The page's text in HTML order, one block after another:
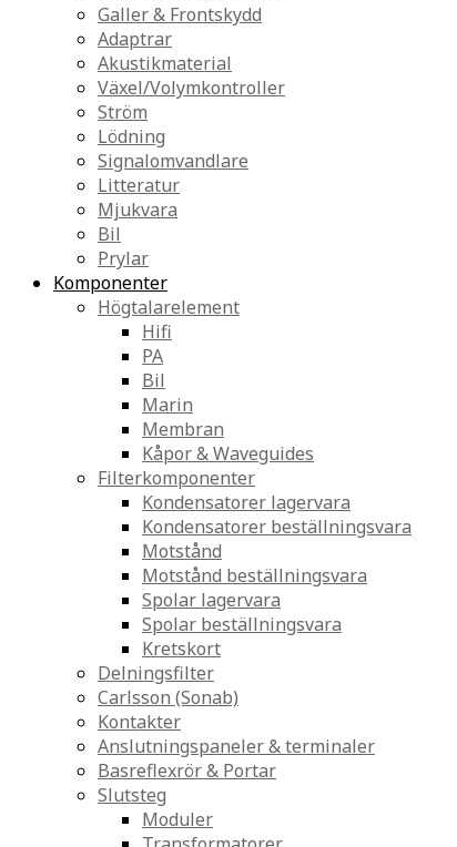
Galler & Frontskydd
Adaptrar
Akustikmaterial
Växel/Volymkontroller
Ström
Lödning
Signalomvandlare
Litteratur
Mjukvara
Bil
Prylar
Komponenter
Högtalarelement
Hifi
PA
Bil
Marin
Membran
Kåpor & Waveguides
Filterkomponenter
Kondensatorer lagervara
Kondensatorer beställningsvara
Motstånd
Motstånd beställningsvara
Spolar lagervara
Spolar beställningsvara
Kretskort
Delningsfilter
Carlsson (Sonab)
Kontakter
Anslutningspaneler & terminaler
Basreflexrör & Portar
Slutsteg
Moduler